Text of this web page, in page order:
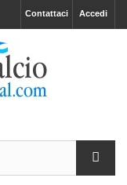
Accedi
Contattaci